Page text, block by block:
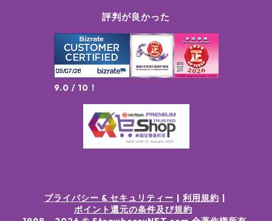
評判が良かった
9.0 / 10！
プライバシー & セキュリティー
利用規約
ポイント還元の条件及び規約